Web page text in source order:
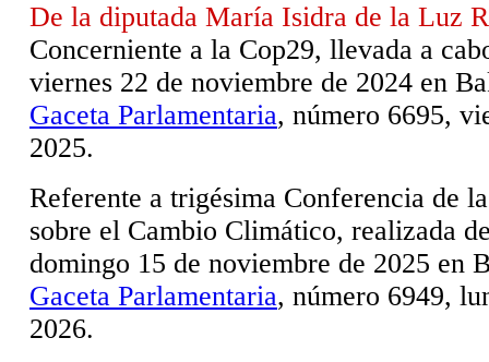
De la diputada María Isidra de la Luz
Concerniente a la Cop29, llevada a
viernes 22 de noviembre de 2024 en
Gaceta Parlamentaria, número 6695,
2025.
Referente a trigésima Conferencia de
sobre el Cambio Climático, realizada
domingo 15 de noviembre de 2025 en
Gaceta Parlamentaria, número 6949,
2026.